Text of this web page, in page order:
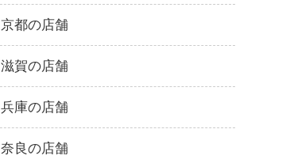
京都の店舗
滋賀の店舗
兵庫の店舗
奈良の店舗